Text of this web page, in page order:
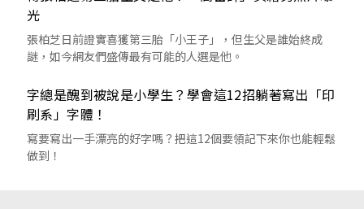
光
張柏芝日前證實喜獲第三胎「小王子」，但生父是誰始終成
謎，如今網友們盛傳最有可能的人選是他。
字總是醜到被說是小學生？學會這12招躺著寫出「印
刷系」字體！
寫要寫出一手漂亮的好字嗎？把這12個要領記下來你也能輕鬆
做到！